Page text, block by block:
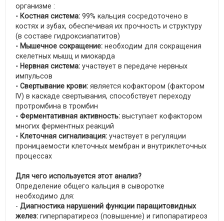
организме :
- Костная система: 99% кальция сосредоточено в
костях и зубах, обеспечивая их прочность и структуру
(в составе гидроксиапатитов)
- Мышечное сокращение: необходим для сокращения
скелетных мышц и миокарда
- Нервная система: участвует в передаче нервных
импульсов
- Свертывание крови: является кофактором (фактором
IV) в каскаде свертывания, способствует переходу
протромбина в тромбин
- Ферментативная активность: выступает кофактором
многих ферментных реакций
- Клеточная сигнализация: участвует в регуляции
проницаемости клеточных мембран и внутриклеточных
процессах
Для чего используется этот анализ?
Определение общего кальция в сыворотке
необходимо для:
- Диагностика нарушений функции паращитовидных
желез: гиперпаратиреоз (повышение) и гипопаратиреоз